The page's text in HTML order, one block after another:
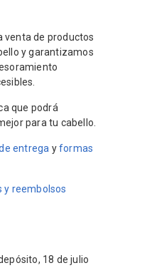
venta de productos
y garantizamos
que podrá
para tu cabello.
entrega yformas
y reembolsos
18 de julio